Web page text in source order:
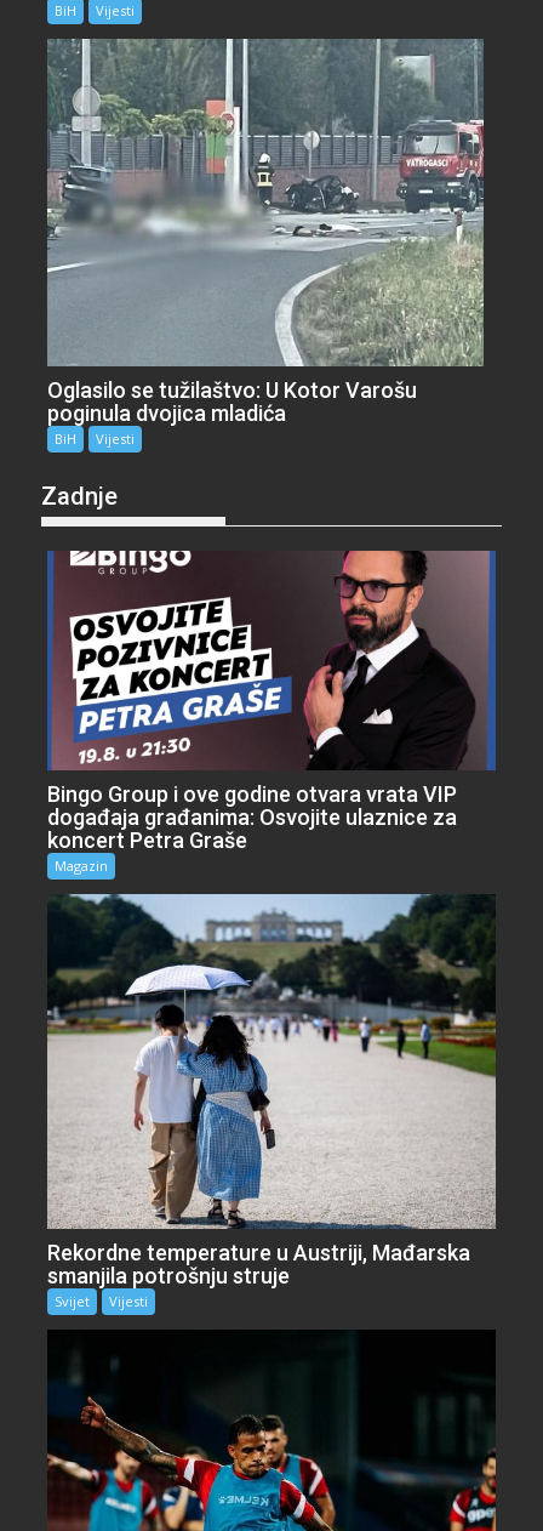
BiH Vijesti
Oglasilo se tužilaštvo: U Kotor Varošu
poginula dvojica mladića
BiH Vijesti
Zadnje
Bingo Group i ove godine otvara vrata VIP
događaja građanima: Osvojite ulaznice za
koncert Petra Graše
Magazin
Rekordne temperature u Austriji, Mađarska
smanjila potrošnju struje
Svijet Vijesti